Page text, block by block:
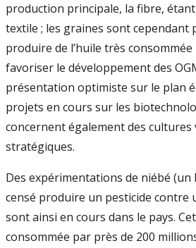
production principale, la fibre,
textile ; les graines sont cependant
produire de l’huile très
favoriser le développement des
présentation optimiste sur le plan
projets en cours sur les
concernent également des cultures
stratégiques.
Des expérimentations de niébé
censé produire un pesticide contre
sont ainsi en cours dans le pays.
consommée par près de 200